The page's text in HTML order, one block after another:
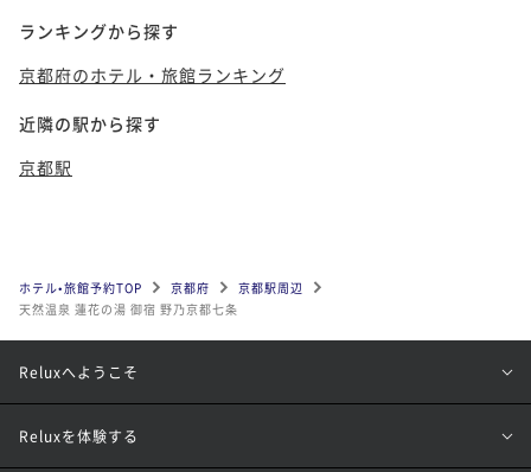
ランキングから探す
京都府のホテル・旅館ランキング
近隣の駅から探す
京都駅
ホテル•旅館予約TOP 京都府
京都駅周辺
天然温泉 蓮花の湯 御宿 野乃京都七条
Reluxへようこそ
Reluxを体験する